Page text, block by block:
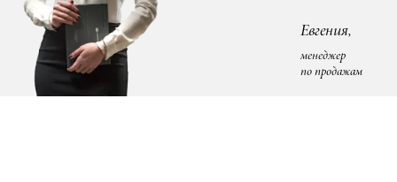
Евгения,
менеджер
по продажам